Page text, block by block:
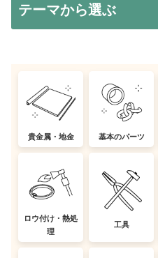
テーマから選ぶ
貴金属・地金 基本のパーツ
ロウ付け・熱処
理
工具